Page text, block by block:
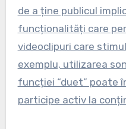
de a ține publicul
funcționalități care
videoclipuri care
exemplu, utilizarea
funcției “duet” poate
participe activ la